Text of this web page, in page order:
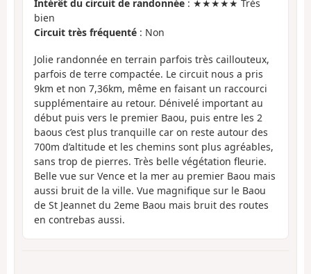
Intérêt du circuit de randonnée : ★★★★★ Très
bien
Circuit très fréquenté : Non
Jolie randonnée en terrain parfois très caillouteux,
parfois de terre compactée. Le circuit nous a pris
9km et non 7,36km, même en faisant un raccourci
supplémentaire au retour. Dénivelé important au
début puis vers le premier Baou, puis entre les 2
baous c’est plus tranquille car on reste autour des
700m d’altitude et les chemins sont plus agréables,
sans trop de pierres. Très belle végétation fleurie.
Belle vue sur Vence et la mer au premier Baou mais
aussi bruit de la ville. Vue magnifique sur le Baou
de St Jeannet du 2eme Baou mais bruit des routes
en contrebas aussi.